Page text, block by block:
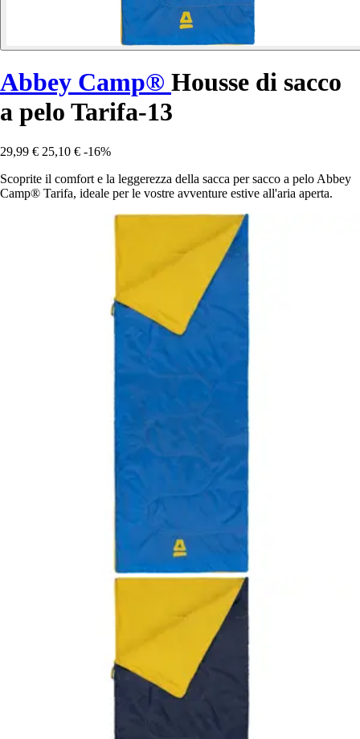
Abbey Camp® Housse di sacco
a pelo Tarifa-13
29,99 € 25,10 € -16%
Scoprite il comfort e la leggerezza della sacca per sacco a pelo Abbey
Camp® Tarifa, ideale per le vostre avventure estive all'aria aperta.